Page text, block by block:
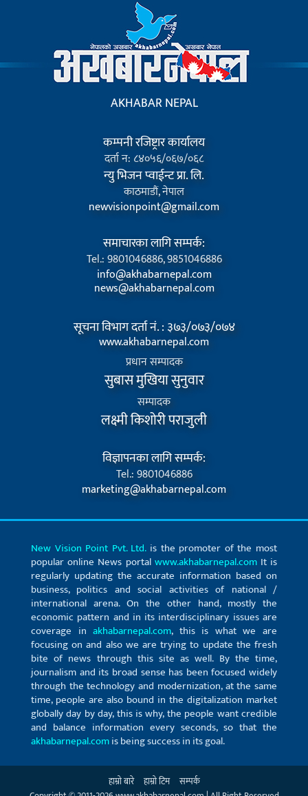
AKHABAR NEPAL
कम्पनी रजिष्ट्रार कार्यालय
दर्ता न: ८४०५६/०६७/०६८
न्यु भिजन प्वाईन्ट प्रा. लि.
काठमाडौं, नेपाल
newvisionpoint@gmail.com
समाचारका लागि सम्पर्क:
Tel.: 9801046886, 9851046886
info@akhabarnepal.com
news@akhabarnepal.com
सूचना विभाग दर्ता नं. : ३७३/०७३/०७४
www.akhabarnepal.com
प्रधान सम्पादक
सुबास मुखिया सुनुवार
सम्पादक
लक्ष्मी किशोरी पराजुली
विज्ञापनका लागि सम्पर्क:
Tel.: 9801046886
marketing@akhabarnepal.com
New Vision Point Pvt. Ltd.is the promoter of the most
popular online News portal www.akhabarnepal.comIt is
regularly updating the accurate information based on
business, politics and social activities of national /
international arena. On the other hand, mostly the
economic pattern and in its interdisciplinary issues are
coverage inakhabarnepal.com, this is what we are
focusing on and also we are trying to update the fresh
bite of news through this site as well. By the time,
journalism and its broad sense has been focused widely
through the technology and modernization, at the same
time, people are also bound in the digitalization market
globally day by day, this is why, the people want credible
and balance information every seconds, so that the
akhabarnepal.comis being success in its goal.
हाम्रो बारे हाम्रो टिम
सम्पर्क